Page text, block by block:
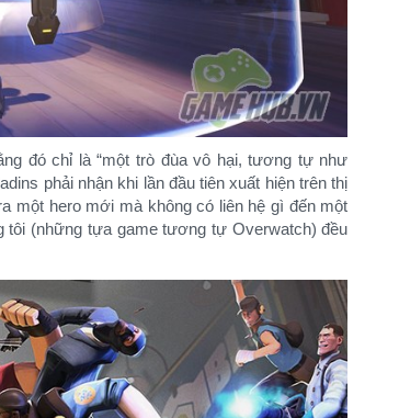
đó chỉ là “một trò đùa vô hại, tương tự như
phải nhận khi lần đầu tiên xuất hiện trên thị
một hero mới mà không có liên hệ gì đến một
tôi (những tựa game tương tự Overwatch) đều